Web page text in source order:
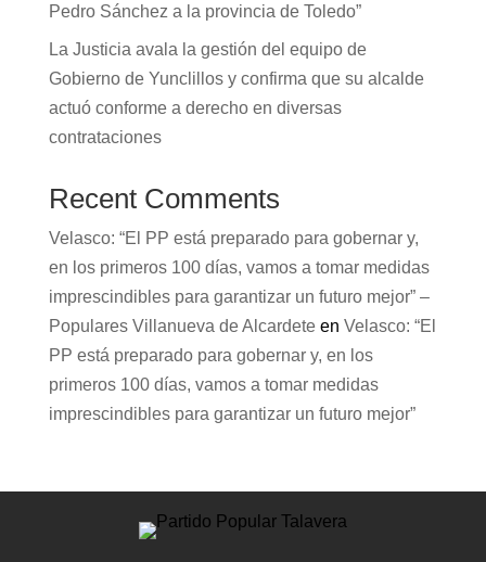
Pedro Sánchez a la provincia de Toledo”
La Justicia avala la gestión del equipo de
Gobierno de Yunclillos y confirma que su alcalde
actuó conforme a derecho en diversas
contrataciones
Recent Comments
Velasco: “El PP está preparado para gobernar y,
en los primeros 100 días, vamos a tomar medidas
imprescindibles para garantizar un futuro mejor” –
Populares Villanueva de Alcardeteen Velasco: “El
PP está preparado para gobernar y, en los
primeros 100 días, vamos a tomar medidas
imprescindibles para garantizar un futuro mejor”